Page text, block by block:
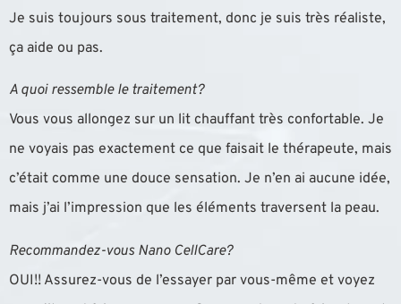
Je suis toujours sous traitement, donc je suis très réaliste,
ça aide ou pas.
A quoi ressemble le traitement?
Vous vous allongez sur un lit chauffant très confortable. Je
ne voyais pas exactement ce que faisait le thérapeute, mais
c’était comme une douce sensation. Je n’en ai aucune idée,
mais j’ai l’impression que les éléments traversent la peau.
Recommandez-vous Nano CellCare?
OUI!! Assurez-vous de l’essayer par vous-même et voyez